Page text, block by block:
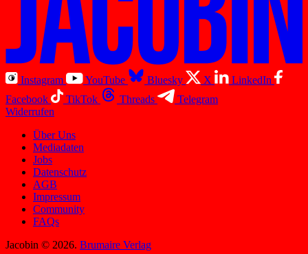
Instagram YouTube Bluesky X
LinkedIn
Facebook
TikTok Threads
Telegram
Widerrufen
Über Uns
Mediadaten
Jobs
Datenschutz
AGB
Impressum
Community
FAQs
Jacobin © 2026. Brumaire Verlag